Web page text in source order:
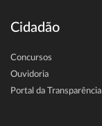
Cidadão
Concursos
Ouvidoria
Portal da Transparência